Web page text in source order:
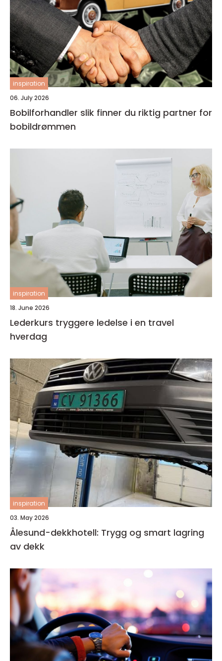
inspiration
06. July 2026
Bobilforhandler slik finner du riktig partner for
bobildrømmen
inspiration
18. June 2026
Lederkurs tryggere ledelse i en travel
hverdag
inspiration
03. May 2026
Ålesund-dekkhotell: Trygg og smart lagring
av dekk